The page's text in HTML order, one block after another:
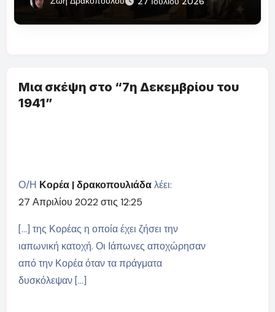
Μια σκέψη στο “7η Δεκεμβρίου του
1941”
Ο/Η Κορέα | δρακοπουλιάδα λέει:
27 Απριλίου 2022 στις 12:25
[…] της Κορέας η οποία έχει ζήσει την
ιαπωνική κατοχή. Οι Ιάπωνες αποχώρησαν
από την Κορέα όταν τα πράγματα
δυσκόλεψαν […]